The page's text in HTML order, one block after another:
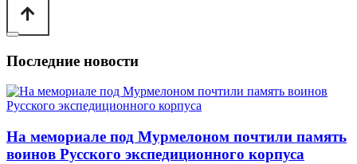
Последние новости
На мемориале под Мурмелоном почтили память
воинов Русского экспедиционного корпуса